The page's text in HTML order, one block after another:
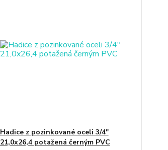
Hadice z pozinkované oceli 3/4"
21,0x26,4 potažená černým PVC